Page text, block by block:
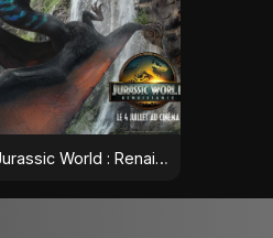
Jurassic World : Renaissance